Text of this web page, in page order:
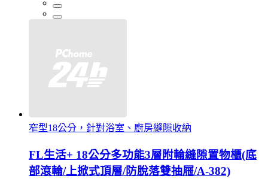
窄型18公分，針對浴室、廚房縫隙收納
FL生活+ 18公分多功能3層附輪縫隙置物櫃(底
部滾輪/上掀式頂層/防脫落雙抽屜/A-382)